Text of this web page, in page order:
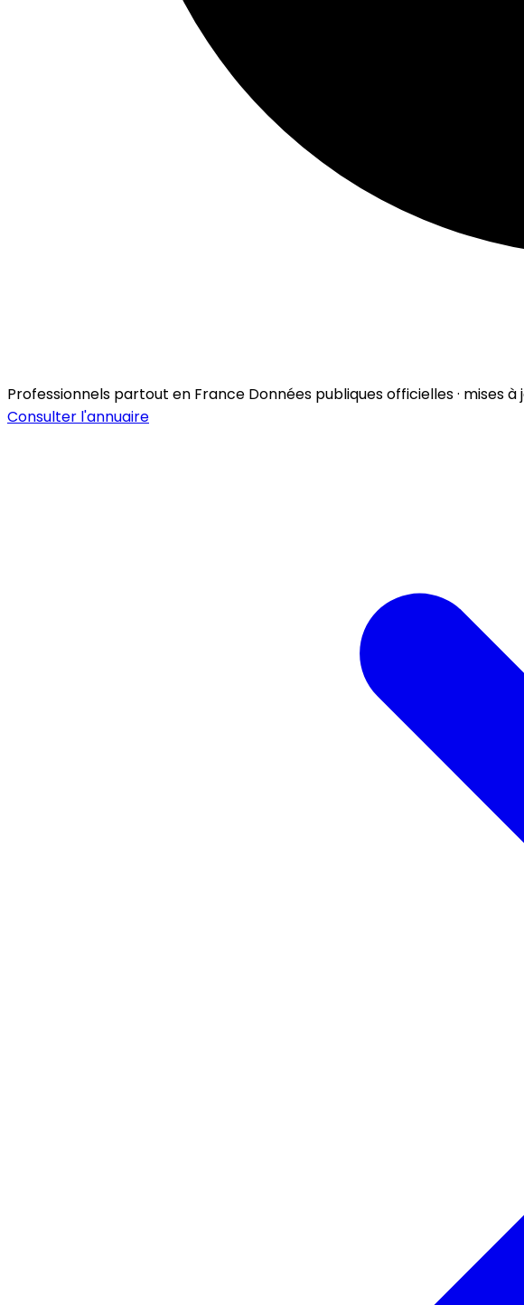
Professionnels partout en France Données publiques officielles · mises à
Consulter l'annuaire